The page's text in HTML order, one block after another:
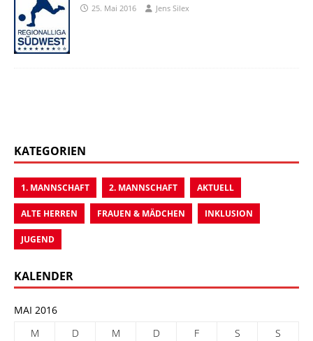
25. Mai 2016 Jens Silex
KATEGORIEN
1. MANNSCHAFT 2. MANNSCHAFT AKTUELL
ALTE HERREN FRAUEN & MÄDCHEN INKLUSION
JUGEND
KALENDER
MAI 2016
M
D M D F S
S